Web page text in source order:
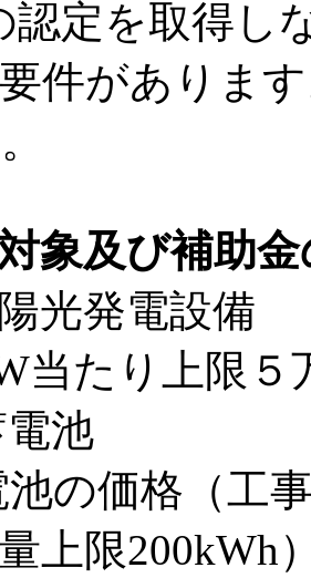
認定を取得
件がありま
象及び補助
光発電設備
たり上限５
電池
価格（工事
上限200kWh